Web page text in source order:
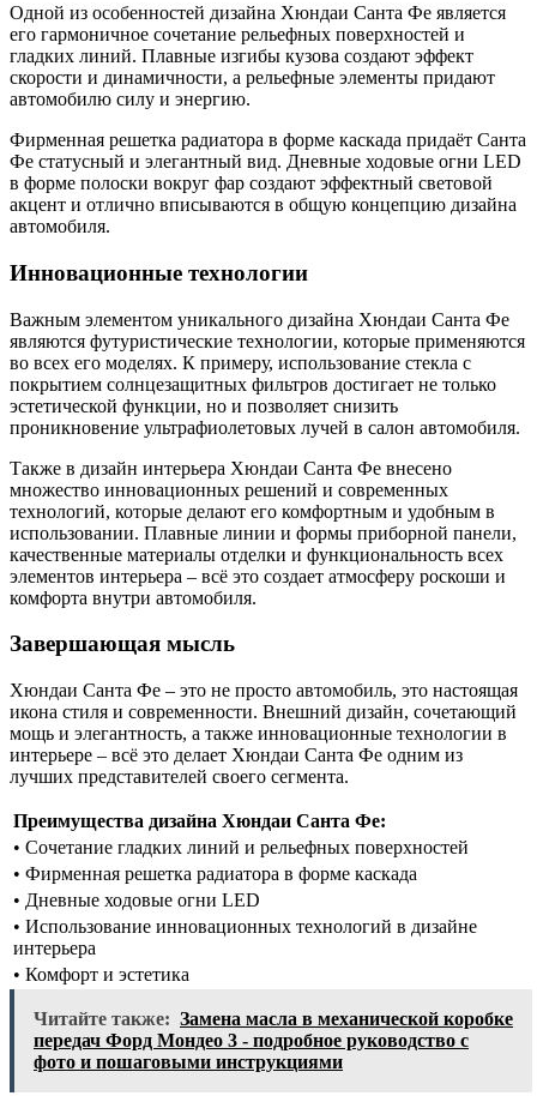
Одной из особенностей дизайна Хюндаи Санта Фе является
его гармоничное сочетание рельефных поверхностей и
гладких линий. Плавные изгибы кузова создают эффект
скорости и динамичности, а рельефные элементы придают
автомобилю силу и энергию.
Фирменная решетка радиатора в форме каскада придаёт Санта
Фе статусный и элегантный вид. Дневные ходовые огни LED
в форме полоски вокруг фар создают эффектный световой
акцент и отлично вписываются в общую концепцию дизайна
автомобиля.
Инновационные технологии
Важным элементом уникального дизайна Хюндаи Санта Фе
являются футуристические технологии, которые применяются
во всех его моделях. К примеру, использование стекла с
покрытием солнцезащитных фильтров достигает не только
эстетической функции, но и позволяет снизить
проникновение ультрафиолетовых лучей в салон автомобиля.
Также в дизайн интерьера Хюндаи Санта Фе внесено
множество инновационных решений и современных
технологий, которые делают его комфортным и удобным в
использовании. Плавные линии и формы приборной панели,
качественные материалы отделки и функциональность всех
элементов интерьера – всё это создает атмосферу роскоши и
комфорта внутри автомобиля.
Завершающая мысль
Хюндаи Санта Фе – это не просто автомобиль, это настоящая
икона стиля и современности. Внешний дизайн, сочетающий
мощь и элегантность, а также инновационные технологии в
интерьере – всё это делает Хюндаи Санта Фе одним из
лучших представителей своего сегмента.
Преимущества дизайна Хюндаи Санта Фе:
• Сочетание гладких линий и рельефных поверхностей
• Фирменная решетка радиатора в форме каскада
• Дневные ходовые огни LED
• Использование инновационных технологий в дизайне
интерьера
• Комфорт и эстетика
Читайте также: Замена масла в механической коробке
передач Форд Мондео 3 - подробное руководство с
фото и пошаговыми инструкциями